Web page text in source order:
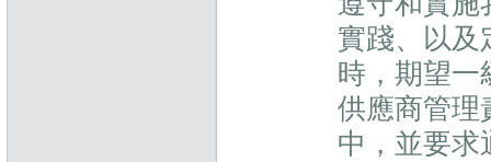
實踐、以及
時，期望一
供應商管理
中，並要求